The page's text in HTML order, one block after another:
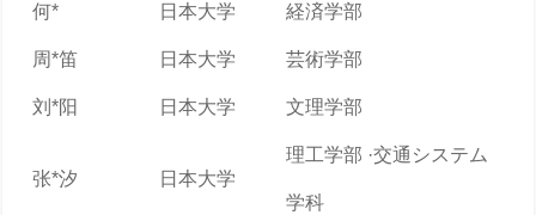
何* 日本大学 経済学部
周*笛 日本大学 芸術学部
刘*阳 日本大学 文理学部
张*汐 日本大学
理工学部 ·交通システム
学科